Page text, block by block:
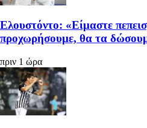
Ελουστόντο: «Είμαστε
προχωρήσουμε, θα τα
πριν 1 ώρα